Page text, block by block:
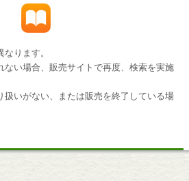
ります。
い場合、販売サイトで再度、検索を実施
いがない、または販売を終了している場